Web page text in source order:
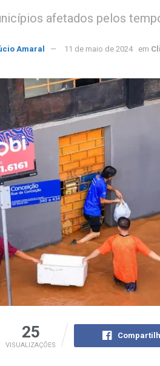
afetados pelos
Amaral 11 de maio de 2024 em
25
VISUALIZAÇÕES